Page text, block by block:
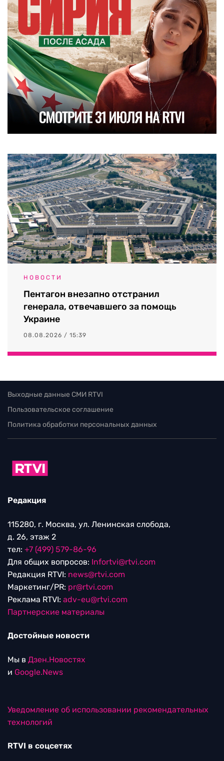
НОВОСТИ
Пентагон внезапно отстранил
генерала, отвечавшего за помощь
Украине
08.08.2026 / 15:39
Выходные данные СМИ RTVI
Пользовательское соглашение
Политика обработки персональных данных
Редакция
115280, г. Москва, ул. Ленинская слобода,
д. 26, этаж 2
тел: +7 (499) 579-86-96
Для общих вопросов: Infortvi@rtvi.com
Редакция RTVI: news@rtvi.com
Маркетинг/PR: pr@rtvi.com
Реклама RTVI: adv-eu@rtvi.com
Партнерские материалы
Достойные новости
Мы в Дзен.Новостях
и Google.News
Уведомление об использовании рекомендательных
технологий
RTVI в соцсетях